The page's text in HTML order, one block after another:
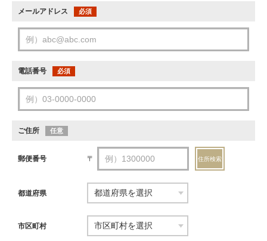
メールアドレス 必須
電話番号 必須
ご住所 任意
郵便番号 〒 住所検索
都道府県
市区町村